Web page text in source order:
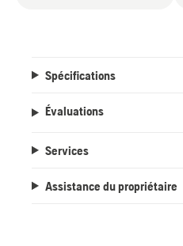
Spécifications
Évaluations
Services
Assistance du propriétaire